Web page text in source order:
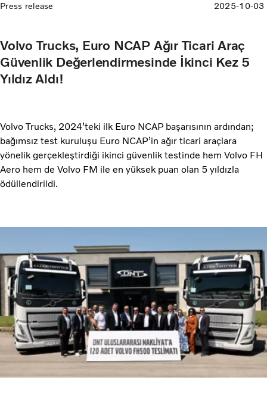
Press release 2025-10-03
Volvo Trucks, Euro NCAP Ağır Ticari Araç
Güvenlik Değerlendirmesinde İkinci Kez 5
Yıldız Aldı!
Volvo Trucks, 2024’teki ilk Euro NCAP başarısının ardından;
bağımsız test kuruluşu Euro NCAP’in ağır ticari araçlara
yönelik gerçekleştirdiği ikinci güvenlik testinde hem Volvo FH
Aero hem de Volvo FM ile en yüksek puan olan 5 yıldızla
ödüllendirildi.